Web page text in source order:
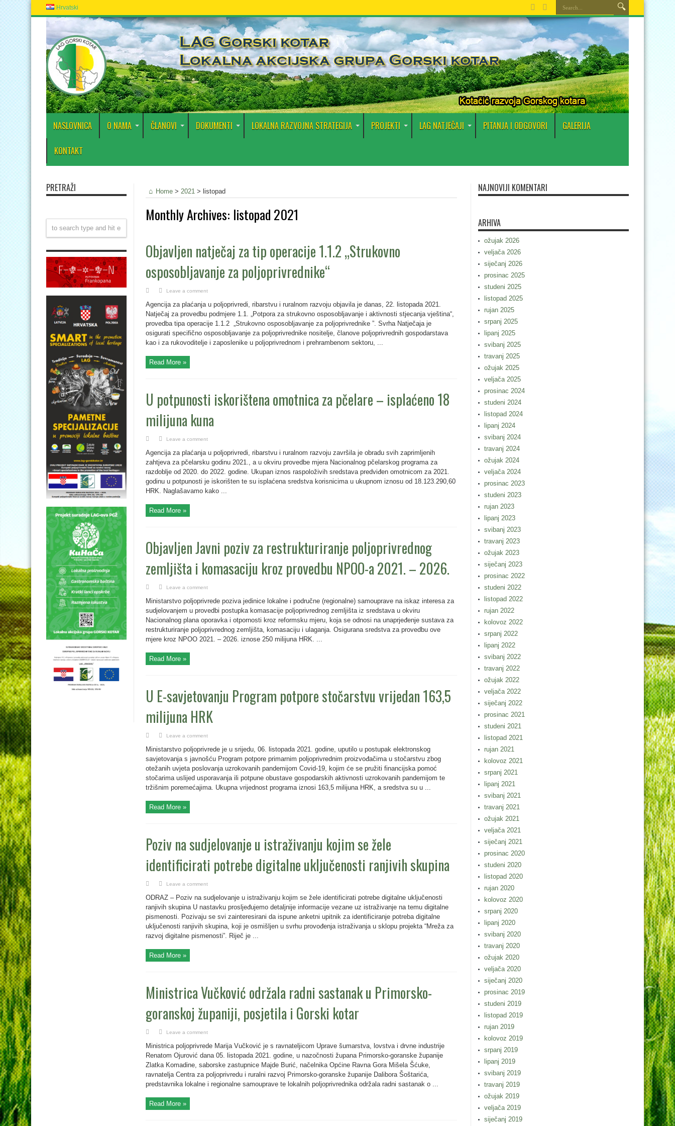
Hrvatski
NASLOVNICA O NAMA ČLANOVI DOKUMENTI LOKALNA RAZVOJNA STRATEGIJA PROJEKTI LAG NATJEČAJI PITANJA I ODGOVORI GALERIJA
KONTAKT
Home > 2021 > listopad
Monthly Archives: listopad 2021
Objavljen natječaj za tip operacije 1.1.2 „Strukovno
osposobljavanje za poljoprivrednike“
Leave a comment
Agencija za plaćanja u poljoprivredi, ribarstvu i ruralnom razvoju objavila je danas, 22. listopada 2021.
Natječaj za provedbu podmjere 1.1. „Potpora za strukovno osposobljavanje i aktivnosti stjecanja vještina“,
provedba tipa operacije 1.1.2 „Strukovno osposobljavanje za poljoprivrednike ”. Svrha Natječaja je
osigurati specifično osposobljavanje za poljoprivrednike nositelje, članove poljoprivrednih gospodarstava
kao i za rukovoditelje i zaposlenike u poljoprivrednom i prehrambenom sektoru, ...
Read More »
U potpunosti iskorištena omotnica za pčelare – isplaćeno 18
milijuna kuna
Leave a comment
Agencija za plaćanja u poljoprivredi, ribarstvu i ruralnom razvoju završila je obradu svih zaprimljenih
zahtjeva za pčelarsku godinu 2021., a u okviru provedbe mjera Nacionalnog pčelarskog programa za
razdoblje od 2020. do 2022. godine. Ukupan iznos raspoloživih sredstava predviđen omotnicom za 2021.
godinu u potpunosti je iskorišten te su isplaćena sredstva korisnicima u ukupnom iznosu od 18.123.290,60
HRK. Naglašavamo kako ...
Read More »
Objavljen Javni poziv za restrukturiranje poljoprivrednog
zemljišta i komasaciju kroz provedbu NPOO-a 2021. – 2026.
Leave a comment
Ministarstvo poljoprivrede poziva jedinice lokalne i područne (regionalne) samouprave na iskaz interesa za
sudjelovanjem u provedbi postupka komasacije poljoprivrednog zemljišta iz sredstava u okviru
Nacionalnog plana oporavka i otpornosti kroz reformsku mjeru, koja se odnosi na unaprjeđenje sustava za
restrukturiranje poljoprivrednog zemljišta, komasaciju i ulaganja. Osigurana sredstva za provedbu ove
mjere kroz NPOO 2021. – 2026. iznose 250 milijuna HRK. ...
Read More »
U E-savjetovanju Program potpore stočarstvu vrijedan 163,5
milijuna HRK
Leave a comment
Ministarstvo poljoprivrede je u srijedu, 06. listopada 2021. godine, uputilo u postupak elektronskog
savjetovanja s javnošću Program potpore primarnim poljoprivrednim proizvođačima u stočarstvu zbog
otežanih uvjeta poslovanja uzrokovanih pandemijom Covid-19, kojim će se pružiti financijska pomoć
stočarima uslijed usporavanja ili potpune obustave gospodarskih aktivnosti uzrokovanih pandemijom te
tržišnim poremećajima. Ukupna vrijednost programa iznosi 163,5 milijuna HRK, a sredstva su u ...
Read More »
Poziv na sudjelovanje u istraživanju kojim se žele
identificirati potrebe digitalne uključenosti ranjivih skupina
Leave a comment
ODRAZ – Poziv na sudjelovanje u istraživanju kojim se žele identificirati potrebe digitalne uključenosti
ranjivih skupina U nastavku prosljeđujemo detaljnije informacije vezane uz istraživanje na temu digitalne
pismenosti. Pozivaju se svi zainteresirani da ispune anketni upitnik za identificiranje potreba digitalne
uključenosti ranjivih skupina, koji je osmišljen u svrhu provođenja istraživanja u sklopu projekta “Mreža za
razvoj digitalne pismenosti”. Riječ je ...
Read More »
Ministrica Vučković održala radni sastanak u Primorsko-
goranskoj županiji, posjetila i Gorski kotar
Leave a comment
Ministrica poljoprivrede Marija Vučković je s ravnateljicom Uprave šumarstva, lovstva i drvne industrije
Renatom Ojurović dana 05. listopada 2021. godine, u nazočnosti župana Primorsko-goranske županije
Zlatka Komadine, saborske zastupnice Majde Burić, načelnika Općine Ravna Gora Mišela Šćuke,
ravnatelja Centra za poljoprivredu i ruralni razvoj Primorsko-goranske županije Dalibora Šoštarića,
predstavnika lokalne i regionalne samouprave te lokalnih poljoprivrednika održala radni sastanak o ...
Read More »
PRETRAŽI NAJNOVIJI KOMENTARI
ARHIVA
ožujak 2026
veljača 2026
siječanj 2026
prosinac 2025
studeni 2025
listopad 2025
rujan 2025
srpanj 2025
lipanj 2025
svibanj 2025
travanj 2025
ožujak 2025
veljača 2025
prosinac 2024
studeni 2024
listopad 2024
lipanj 2024
svibanj 2024
travanj 2024
ožujak 2024
veljača 2024
prosinac 2023
studeni 2023
rujan 2023
lipanj 2023
svibanj 2023
travanj 2023
ožujak 2023
siječanj 2023
prosinac 2022
studeni 2022
listopad 2022
rujan 2022
kolovoz 2022
srpanj 2022
lipanj 2022
svibanj 2022
travanj 2022
ožujak 2022
veljača 2022
siječanj 2022
prosinac 2021
studeni 2021
listopad 2021
rujan 2021
kolovoz 2021
srpanj 2021
lipanj 2021
svibanj 2021
travanj 2021
ožujak 2021
veljača 2021
siječanj 2021
prosinac 2020
studeni 2020
listopad 2020
rujan 2020
kolovoz 2020
srpanj 2020
lipanj 2020
svibanj 2020
travanj 2020
ožujak 2020
veljača 2020
siječanj 2020
prosinac 2019
studeni 2019
listopad 2019
rujan 2019
kolovoz 2019
srpanj 2019
lipanj 2019
svibanj 2019
travanj 2019
ožujak 2019
veljača 2019
siječanj 2019